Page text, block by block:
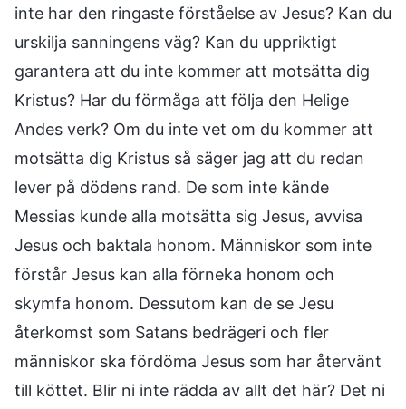
inte har den ringaste förståelse av Jesus? Kan du
urskilja sanningens väg? Kan du uppriktigt
garantera att du inte kommer att motsätta dig
Kristus? Har du förmåga att följa den Helige
Andes verk? Om du inte vet om du kommer att
motsätta dig Kristus så säger jag att du redan
lever på dödens rand. De som inte kände
Messias kunde alla motsätta sig Jesus, avvisa
Jesus och baktala honom. Människor som inte
förstår Jesus kan alla förneka honom och
skymfa honom. Dessutom kan de se Jesu
återkomst som Satans bedrägeri och fler
människor ska fördöma Jesus som har återvänt
till köttet. Blir ni inte rädda av allt det här? Det ni